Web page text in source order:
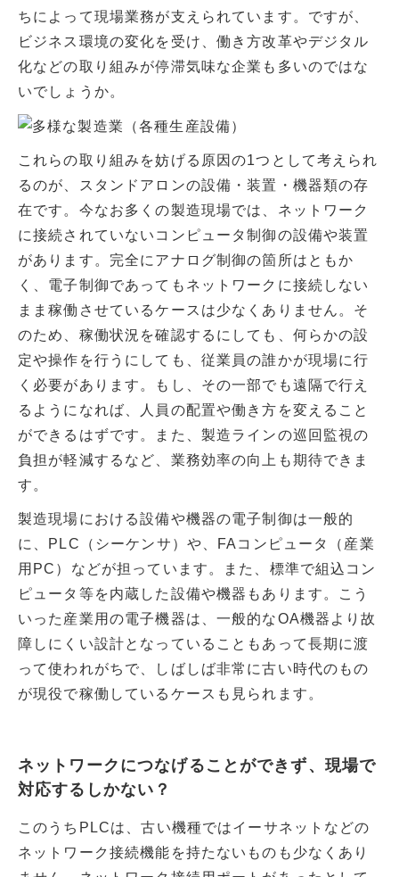
ちによって現場業務が支えられています。ですが、
ビジネス環境の変化を受け、働き方改革やデジタル
化などの取り組みが停滞気味な企業も多いのではな
いでしょうか。
これらの取り組みを妨げる原因の1つとして考えられ
るのが、スタンドアロンの設備・装置・機器類の存
在です。今なお多くの製造現場では、ネットワーク
に接続されていないコンピュータ制御の設備や装置
があります。完全にアナログ制御の箇所はともか
く、電子制御であってもネットワークに接続しない
まま稼働させているケースは少なくありません。そ
のため、稼働状況を確認するにしても、何らかの設
定や操作を行うにしても、従業員の誰かが現場に行
く必要があります。もし、その一部でも遠隔で行え
るようになれば、人員の配置や働き方を変えること
ができるはずです。また、製造ラインの巡回監視の
負担が軽減するなど、業務効率の向上も期待できま
す。
製造現場における設備や機器の電子制御は一般的
に、PLC（シーケンサ）や、FAコンピュータ（産業
用PC）などが担っています。また、標準で組込コン
ピュータ等を内蔵した設備や機器もあります。こう
いった産業用の電子機器は、一般的なOA機器より故
障しにくい設計となっていることもあって長期に渡
って使われがちで、しばしば非常に古い時代のもの
が現役で稼働しているケースも見られます。
ネットワークにつなげることができず、現場で
対応するしかない？
このうちPLCは、古い機種ではイーサネットなどの
ネットワーク接続機能を持たないものも少なくあり